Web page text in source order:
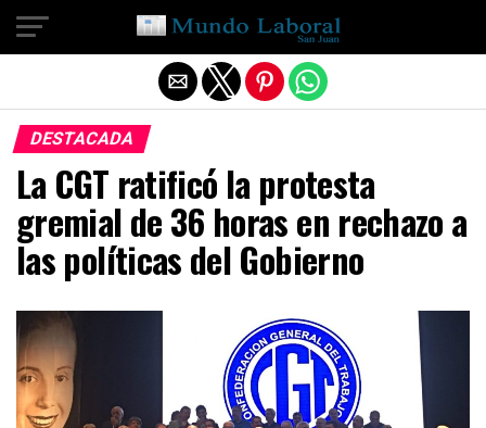
DESTACADA
La CGT ratificó la protesta
gremial de 36 horas en rechazo a
las políticas del Gobierno
Salir de la versión móvil